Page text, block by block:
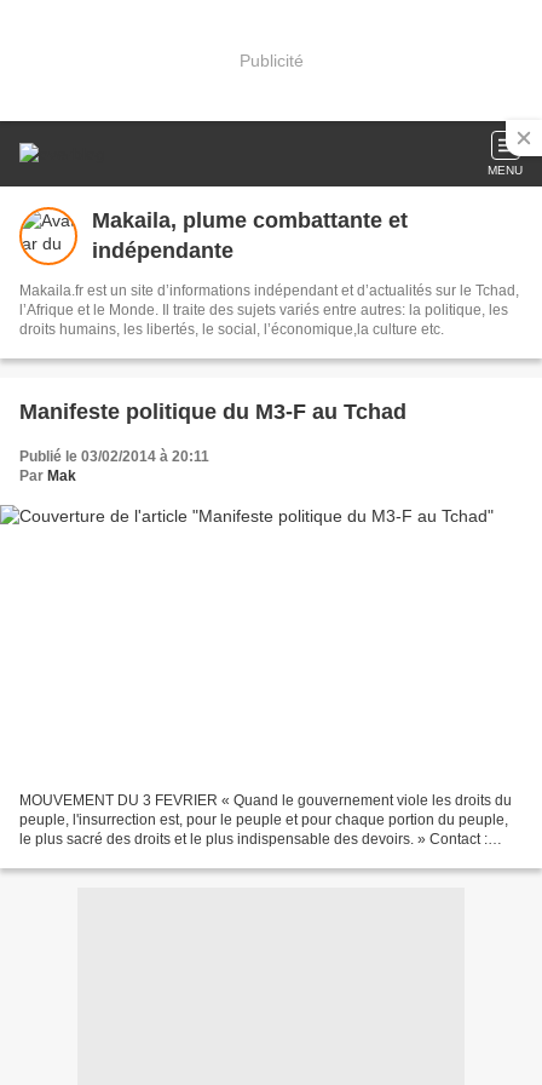
Publicité
MENU
Makaila, plume combattante et
indépendante
Makaila.fr est un site d’informations indépendant et d’actualités sur le Tchad,
l’Afrique et le Monde. Il traite des sujets variés entre autres: la politique, les
droits humains, les libertés, le social, l’économique,la culture etc.
Manifeste politique du M3-F au Tchad
Publié le 03/02/2014 à 20:11
Par Mak
MOUVEMENT DU 3 FEVRIER « Quand le gouvernement viole les droits du
peuple, l'insurrection est, pour le peuple et pour chaque portion du peuple,
le plus sacré des droits et le plus indispensable des devoirs. » Contact :